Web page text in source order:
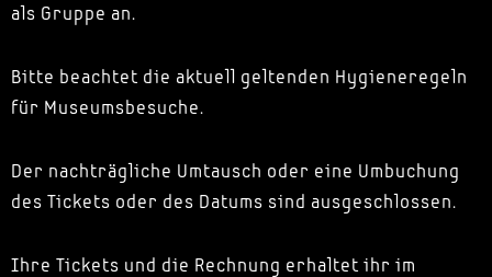
als Gruppe an.
Bitte beachtet die aktuell geltenden Hygieneregeln
für Museumsbesuche.
Der nachträgliche Umtausch oder eine Umbuchung
des Tickets oder des Datums sind ausgeschlossen.
Ihre Tickets und die Rechnung erhaltet ihr im